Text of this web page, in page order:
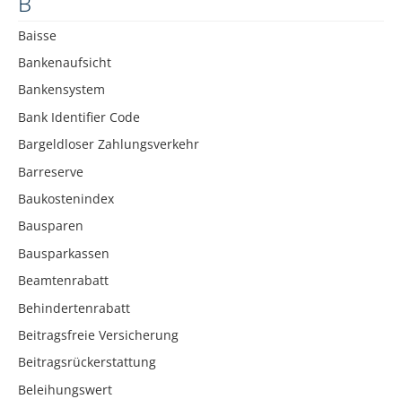
Baisse
Bankenaufsicht
Bankensystem
Bank Identifier Code
Bargeldloser Zahlungsverkehr
Barreserve
Baukostenindex
Bausparen
Bausparkassen
Beamtenrabatt
Behindertenrabatt
Beitragsfreie Versicherung
Beitragsrückerstattung
Beleihungswert